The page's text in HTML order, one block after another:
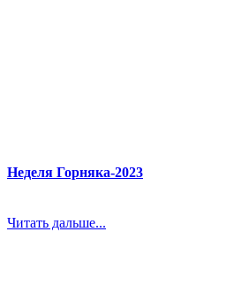
Неделя Горняка-2023
Читать дальше...